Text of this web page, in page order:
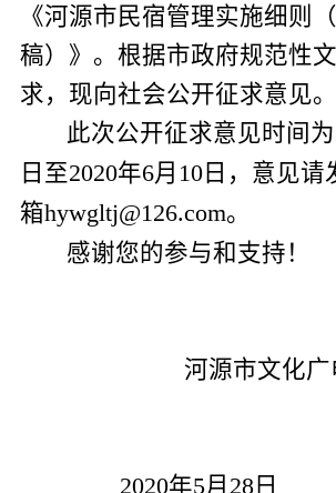
《河源市民宿管理实施细则（
稿）》 。根据市政府规范性
求，现向社会公开征求意见。
此次公开征求意见时间为
日至2020年6月 10日，意见请
箱hywgltj@126.com。
感谢您的参与和支持！
河源市文化
2020年5月 28日